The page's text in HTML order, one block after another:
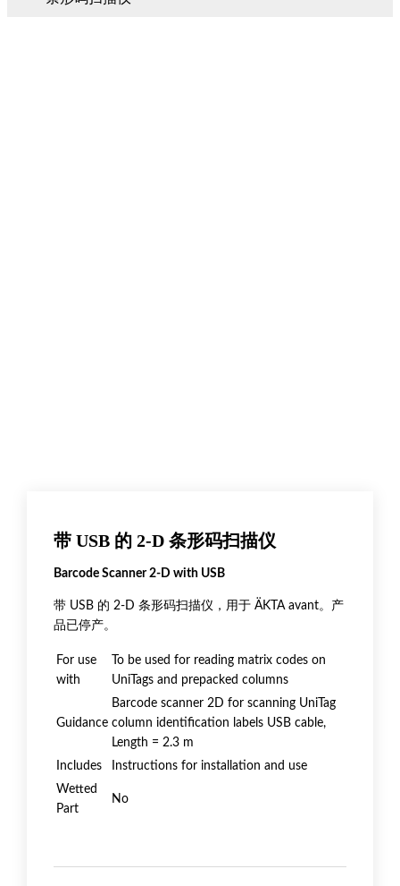
带 USB 的 2-D 条形码扫描仪
Barcode Scanner 2-D with USB
带 USB 的 2-D 条形码扫描仪，用于 ÄKTA avant。产
品已停产。
For use
with
To be used for reading matrix codes on
UniTags and prepacked columns
Guidance
Barcode scanner 2D for scanning UniTag
column identification labels USB cable,
Length = 2.3 m
Includes
Instructions for installation and use
Wetted
Part
No